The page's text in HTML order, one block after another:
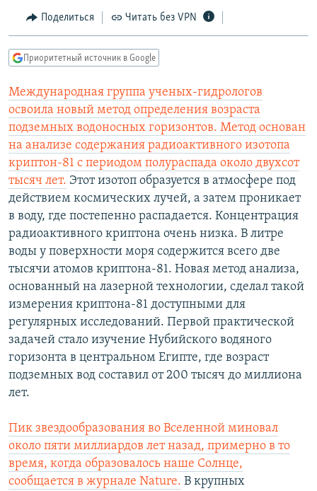
Все сайты РСЕ/РС
Поделиться Читать без VPN
Приоритетный источник в Google
Международная группа ученых-гидрологов
освоила новый метод определения возраста
подземных водоносных горизонтов. Метод основан
на анализе содержания радиоактивного изотопа
криптон-81 с периодом полураспада около двухсот
тысяч лет. Этот изотоп образуется в атмосфере под
действием космических лучей, а затем проникает
в воду, где постепенно распадается. Концентрация
радиоактивного криптона очень низка. В литре
воды у поверхности моря содержится всего две
тысячи атомов криптона-81. Новая метод анализа,
основанный на лазерной технологии, сделал такой
измерения криптона-81 доступными для
регулярных исследований. Первой практической
задачей стало изучение Нубийского водяного
горизонта в центральном Египте, где возраст
подземных вод составил от 200 тысяч до миллиона
лет.
Пик звездообразования во Вселенной миновал
около пяти миллиардов лет назад, примерно в то
время, когда образовалось наше Солнце,
сообщается в журнале Nature. В крупных